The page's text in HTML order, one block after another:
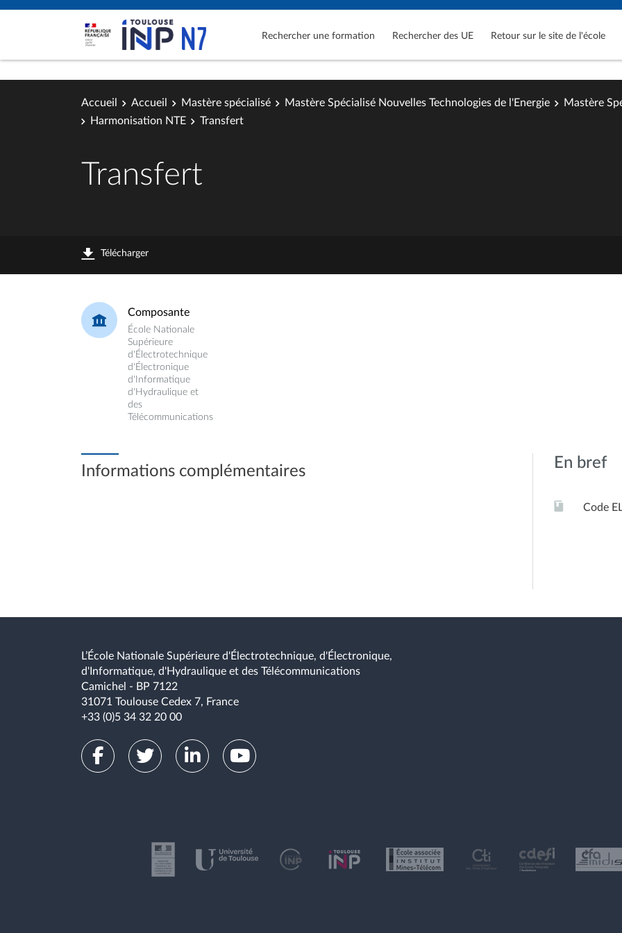
Rechercher une formation Rechercher des UE Retour sur le site de l'école
Accueil Accueil Mastère spécialisé Mastère Spécialisé Nouvelles Technologies de l'Energie
Mastère
Harmonisation NTE
Transfert
Transfert
Télécharger
Composante
École Nationale
Supérieure
d'Électrotechnique
d'Électronique
d'Informatique
d'Hydraulique et
des
Télécommunications
Informations complémentaires En bref
Code
L’École Nationale Supérieure d'Électrotechnique, d'Électronique,
d'Informatique, d'Hydraulique et des Télécommunications
Camichel - BP 7122
31071 Toulouse Cedex 7, France
+33 (0)5 34 32 20 00